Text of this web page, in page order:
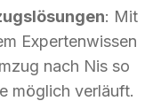
: Mit
Expertenwissen
nach Nis so
möglich verläuft.